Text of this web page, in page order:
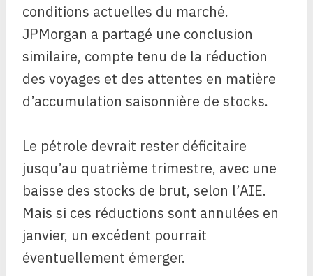
conditions actuelles du marché.
JPMorgan a partagé une conclusion
similaire, compte tenu de la réduction
des voyages et des attentes en matière
d’accumulation saisonnière de stocks.
Le pétrole devrait rester déficitaire
jusqu’au quatrième trimestre, avec une
baisse des stocks de brut, selon l’AIE.
Mais si ces réductions sont annulées en
janvier, un excédent pourrait
éventuellement émerger.